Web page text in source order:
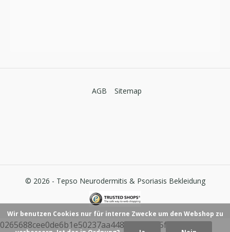
© 2026 - Tepso Neurodermitis & Psoriasis Bekleidung
AGB Sitemap
0265688cee0de6b1e50237aa448dcfb07025ff59
Wir benutzen Cookies nur für interne Zwecke um den Webshop zu